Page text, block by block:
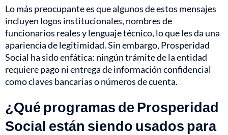
Lo más preocupante es que algunos de estos mensajes
incluyen logos institucionales, nombres de
funcionarios reales y lenguaje técnico, lo que les da una
apariencia de legitimidad. Sin embargo, Prosperidad
Social ha sido enfática: ningún trámite de la entidad
requiere pago ni entrega de información confidencial
como claves bancarias o números de cuenta.
¿Qué programas de Prosperidad
Social están siendo usados para